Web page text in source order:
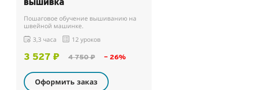
вышивка
Пошаговое обучение вышиванию на
швейной машинке.
3,3 часа
12 уроков
3 527 ₽ 4 750 ₽ – 26%
Оформить заказ